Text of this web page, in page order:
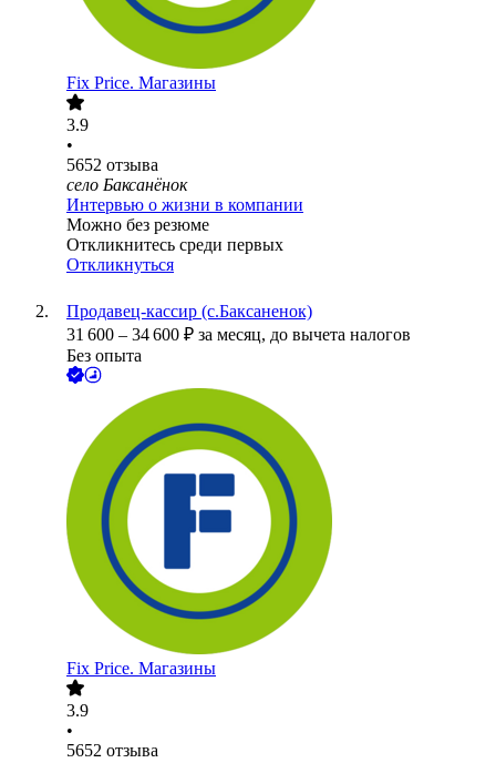
Fix Price. Магазины
3.9
•
5652 отзыва
село Баксанёнок
Интервью о жизни в компании
Можно без резюме
Откликнитесь среди первых
Откликнуться
Продавец-кассир (с.Баксаненок)
31 600 – 34 600 ₽ за месяц, до вычета налогов
Без опыта
Fix Price. Магазины
3.9
•
5652 отзыва